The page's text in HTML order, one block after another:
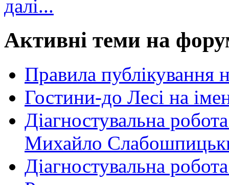
далі...
Активні теми на
Правила публікування
Гостини-до Лесі на
Діагностувальна
Михайло
Діагностувальна